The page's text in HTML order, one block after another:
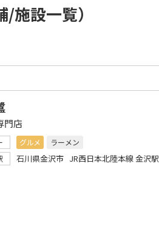
施設一覧）
門店
グルメ
ラーメン
石川県金沢市 JR西日本北陸本線 金沢駅